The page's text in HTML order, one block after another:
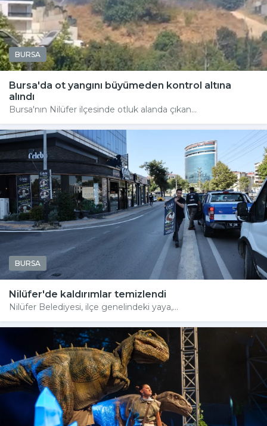
BURSA
Bursa'da ot yangını büyümeden kontrol altına
alındı
Bursa'nın Nilüfer ilçesinde otluk alanda çıkan...
BURSA
Nilüfer'de kaldırımlar temizlendi
Nilüfer Belediyesi, ilçe genelindeki yaya,...